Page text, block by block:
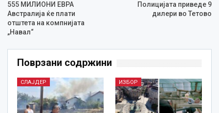
555 МИЛИОНИ ЕВРА
Австралија ќе плати
отштета на компнијата
„Навал“
Полицијата приведе 9
дилери во Тетово
Поврзани содржини
СЛАЈДЕР ИЗБОР